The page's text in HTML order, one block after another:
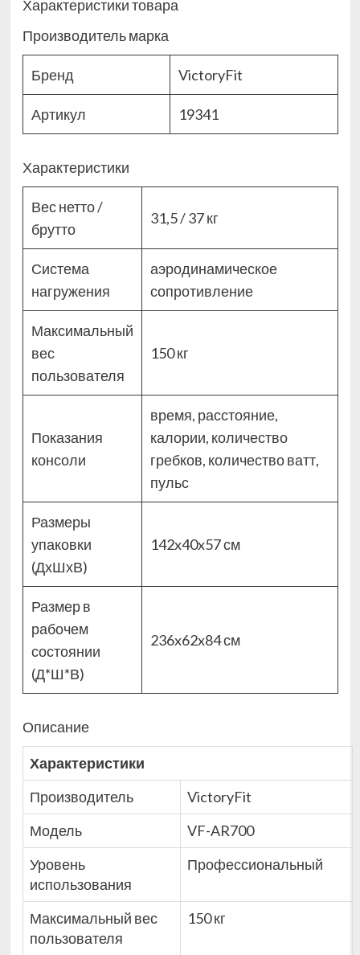
Характеристики товара
Производитель марка
Бренд VictoryFit
Артикул 19341
Характеристики
Вес нетто /
брутто
31,5 / 37 кг
Система
нагружения
аэродинамическое
сопротивление
Максимальный
вес
пользователя
150 кг
Показания
консоли
время, расстояние,
калории, количество
гребков, количество ватт,
пульс
Размеры
упаковки
(ДхШхВ)
142x40x57 см
Размер в
рабочем
состоянии
(Д*Ш*В)
236x62x84 см
Описание
Характеристики
Производитель
VictoryFit
Модель
VF-AR700
Уровень
использования
Профессиональный
Максимальный вес
пользователя
150 кг